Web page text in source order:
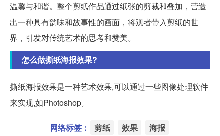
温馨与和谐。整个剪纸作品通过纸张的剪裁和叠加，营造
出一种具有韵味和故事性的画面，将观者带入剪纸的世
界，引发对传统艺术的思考和赞美。
怎么做撕纸海报效果?
撕纸海报效果是一种艺术效果,可以通过一些图像处理软件
来实现,如Photoshop。
网络标签： 剪纸 效果 海报